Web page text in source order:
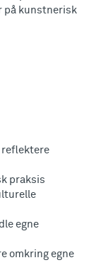
på kunstnerisk
reflektere
praksis
egne
omkring egne